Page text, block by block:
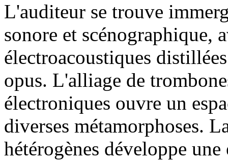
L'auditeur se trouve
sonore et scénographique,
électroacoustiques
opus. L'alliage de
électroniques ouvre un
diverses métamorphoses.
hétérogènes développe